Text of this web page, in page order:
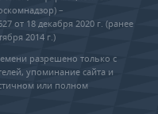
–
от 18 декабря 2020 г. (ранее
2014 г.)
разрешено только с
упоминание сайта и
или полном